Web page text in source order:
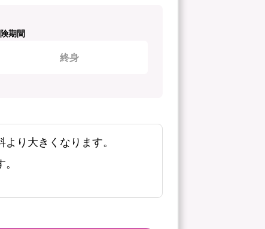
期間
終身
り大きくなります。